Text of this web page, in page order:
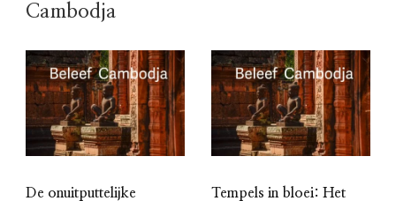
Cambodja
De onuitputtelijke
Tempels in bloei: Het